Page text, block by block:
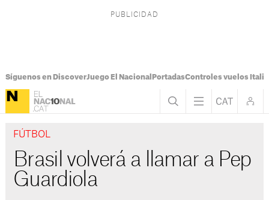
Síguenos en DiscoverJuego El Nacional PortadasControles vuelos Italia
FÚTBOL
Brasil volverá a llamar a Pep
Guardiola